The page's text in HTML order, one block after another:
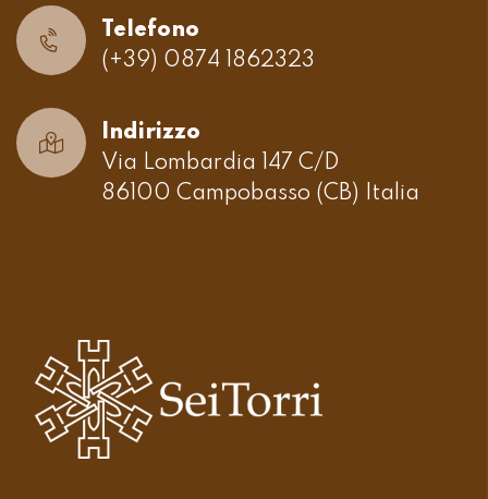
Telefono
(+39) 0874 1862323
Indirizzo
Via Lombardia 147 C/D
86100 Campobasso (CB) Italia